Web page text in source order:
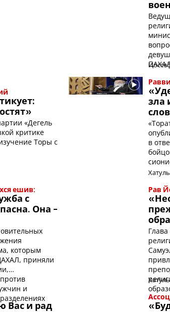
«Дегель
критике
Торы с
зла
в
ешив:
с
Она -
которым
приняли
и
Рав
Вас и рад